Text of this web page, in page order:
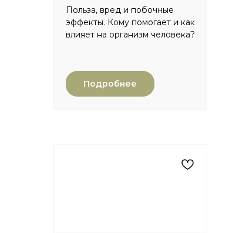
Польза, вред и побочные
эффекты. Кому помогает и как
влияет на организм человека?
Подробнее